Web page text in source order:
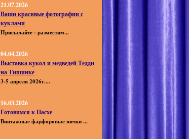
21.07.2026
Ваши красивые фотографии с
куклами
Присылайте - разместим...
04.04.2026
Выставка кукол и медведей Тедди
на Тишинке
3-5 апреля 2026г....
16.03.2026
Готовимся к Пасхе
Винтажные фарфоровые яички ...